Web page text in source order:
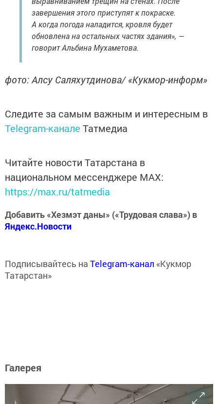
завершения этого приступят к покраске.
А когда погода наладится, кровля будет
обновлена на остальных частях здания», —
говорит Альбина Мухаметова.
фото: Алсу Саляхутдинова/ «Кукмор-информ»
Следите за самым важным и интересным в
Telegram-канале Татмедиа
Читайте новости Татарстана в
национальном мессенджере MАХ:
https://max.ru/tatmedia
Добавить «Хезмэт даны» («Трудовая слава») в
Яндекс.Новости
Подписывайтесь на Telegram-канал «Кукмор
Татарстан»
Галерея